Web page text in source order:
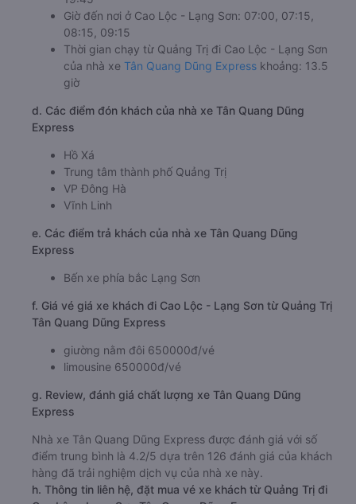
Giờ đến nơi ở Cao Lộc - Lạng Sơn: 07:00, 07:15,
08:15, 09:15
Thời gian chạy từ Quảng Trị đi Cao Lộc - Lạng Sơn
của nhà xe Tân Quang Dũng Express khoảng: 13.5
giờ
d. Các điểm đón khách của nhà xe Tân Quang Dũng
Express
Hồ Xá
Trung tâm thành phố Quảng Trị
VP Đông Hà
Vĩnh Linh
e. Các điểm trả khách của nhà xe Tân Quang Dũng
Express
Bến xe phía bắc Lạng Sơn
f. Giá vé giá xe khách đi Cao Lộc - Lạng Sơn từ Quảng Trị
Tân Quang Dũng Express
giường nằm đôi 650000đ/vé
limousine 650000đ/vé
g. Review, đánh giá chất lượng xe Tân Quang Dũng
Express
Nhà xe Tân Quang Dũng Express được đánh giá với số
điểm trung bình là 4.2/5 dựa trên 126 đánh giá của khách
hàng đã trải nghiệm dịch vụ của nhà xe này.
h. Thông tin liên hệ, đặt mua vé xe khách từ Quảng Trị đi